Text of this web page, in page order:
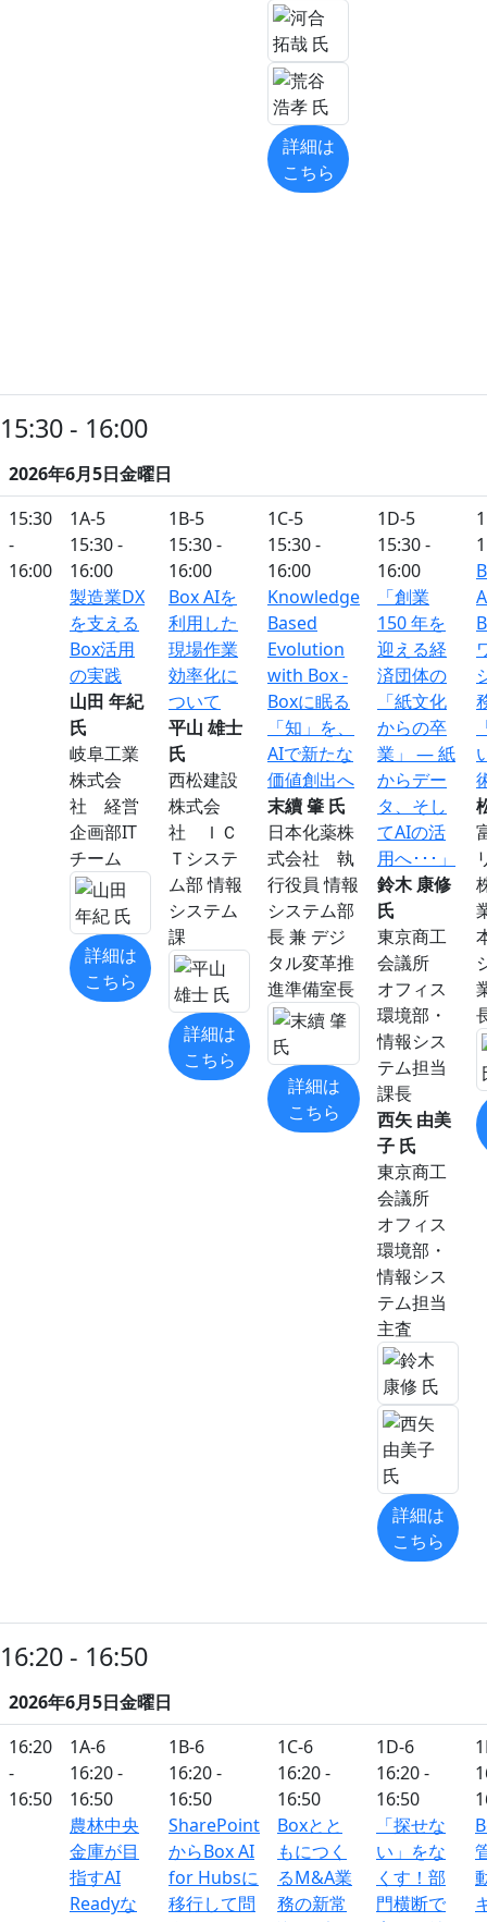
詳細は
こちら
15:30 - 16:00
2026年6月5日金曜日
15:30
-
16:00
1A-5
15:30 -
16:00
製造業DX
を支える
Box活用
の実践
山田 年紀
氏
岐阜工業
株式会
社 経営
企画部IT
チーム
詳細は
こちら
1B-5
15:30 -
16:00
Box AIを
利用した
現場作業
効率化に
ついて
平山 雄士
氏
西松建設
株式会
社 ＩＣ
Ｔシステ
ム部 情報
システム
課
詳細は
こちら
1C-5
15:30 -
16:00
Knowledge
Based
Evolution
with Box -
Boxに眠る
「知」を、
AIで新たな
価値創出へ
末續 肇 氏
日本化薬株
式会社 執
行役員 情報
システム部
長 兼 デジ
タル変革推
進準備室長
詳細は
こちら
1D-5
15:30 -
16:00
「創業
150 年を
迎える経
済団体の
「紙文化
からの卒
業」 ― 紙
からデー
タ、そし
てAIの活
用へ･･･」
鈴木 康修
氏
東京商工
会議所
オフィス
環境部・
情報シス
テム担当
課長
西矢 由美
子 氏
東京商工
会議所
オフィス
環境部・
情報シス
テム担当
主査
詳細は
こちら
16:20 - 16:50
2026年6月5日金曜日
16:20
-
16:50
1A-6
16:20 -
16:50
農林中央
金庫が目
指すAI
Readyな
1B-6
16:20 -
16:50
SharePoint
からBox AI
for Hubsに
移行して問
1C-6
16:20 -
16:50
Boxとと
もにつく
るM&A業
務の新常
1D-6
16:20 -
16:50
「探せな
い」をな
くす！部
門横断で